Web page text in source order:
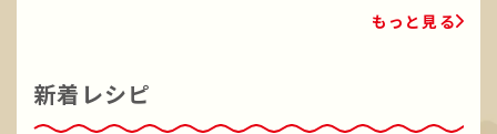
もっと見る
新着レシピ